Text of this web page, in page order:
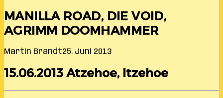
MANILLA ROAD, DIE VOID,
AGRIMM DOOMHAMMER
Martin Brandt25. Juni 2013
15.06.2013 Atzehoe, Itzehoe